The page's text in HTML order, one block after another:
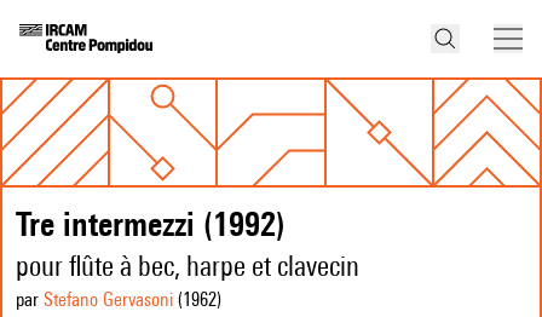
Tre intermezzi (1992)
pour flûte à bec, harpe et clavecin
par Stefano Gervasoni (1962)